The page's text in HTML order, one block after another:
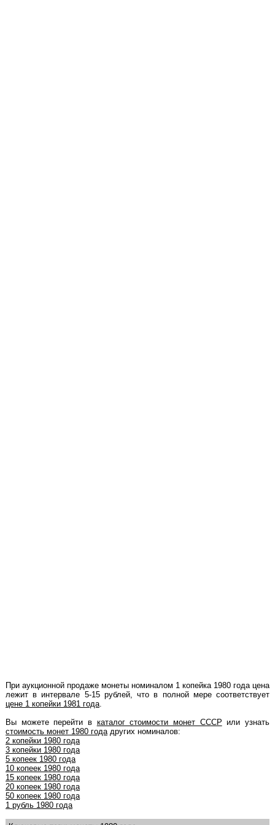
При аукционной продаже монеты номиналом 1 копейка 1980 года цена
лежит в интервале 5-15 рублей, что в полной мере соответствует
цене 1 копейки 1981 года.
Вы можете перейти в каталог стоимости монет СССР или узнать
стоимость монет 1980 годадругих номиналов:
2 копейки 1980 года
3 копейки 1980 года
5 копеек 1980 года
10 копеек 1980 года
15 копеек 1980 года
20 копеек 1980 года
50 копеек 1980 года
1 рубль 1980 года